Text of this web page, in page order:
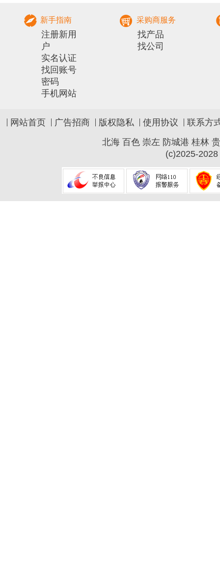
新手指南
注册新用
户
实名认证
找回账号
密码
手机网站
采购商服务
找产品
找公司
网站首页 广告招商 版权隐私 使用协议
联系方
北海 百色 崇左 防城港 桂林
(c)2025-